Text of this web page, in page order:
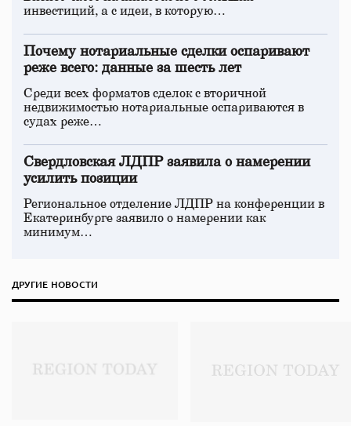
инвестиций, а с идеи, в которую…
Почему нотариальные сделки оспаривают
реже всего: данные за шесть лет
Среди всех форматов сделок с вторичной
недвижимостью нотариальные оспариваются в
судах реже…
Свердловская ЛДПР заявила о намерении
усилить позиции
Региональное отделение ЛДПР на конференции в
Екатеринбурге заявило о намерении как
минимум…
ДРУГИЕ НОВОСТИ